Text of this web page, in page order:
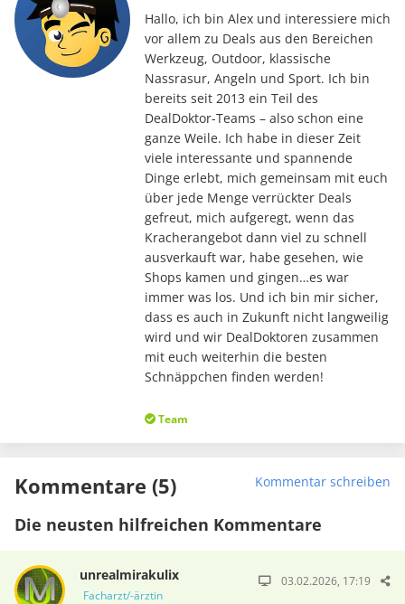
Hallo, ich bin Alex und interessiere mich
vor allem zu Deals aus den Bereichen
Werkzeug, Outdoor, klassische
Nassrasur, Angeln und Sport. Ich bin
bereits seit 2013 ein Teil des
DealDoktor-Teams – also schon eine
ganze Weile. Ich habe in dieser Zeit
viele interessante und spannende
Dinge erlebt, mich gemeinsam mit euch
über jede Menge verrückter Deals
gefreut, mich aufgeregt, wenn das
Kracherangebot dann viel zu schnell
ausverkauft war, habe gesehen, wie
Shops kamen und gingen…es war
immer was los. Und ich bin mir sicher,
dass es auch in Zukunft nicht langweilig
wird und wir DealDoktoren zusammen
mit euch weiterhin die besten
Schnäppchen finden werden!
Team
Kommentare (5) Kommentar schreiben
Die neusten hilfreichen Kommentare
unrealmirakulix
Facharzt/-ärztin
03.02.2026, 17:19